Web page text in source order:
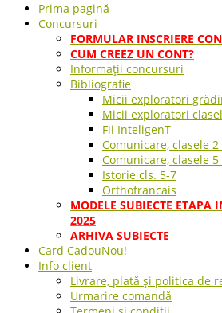
Prima pagină
Concursuri
FORMULAR INSCRIERE
CUM CREEZ UN CONT?
Informații concursuri
Bibliografie
Micii exploratori
Micii exploratori
Fii InteligenT
Comunicare, clasele 2
Comunicare, clasele 5
Istorie cls. 5-7
Orthofrancais
MODELE SUBIECTE ETAPA
2025
ARHIVA SUBIECTE
Card CadouNou!
Info client
Livrare, plată și politica de
Urmarire comandă